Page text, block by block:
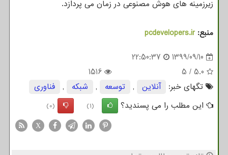
زیرزمینه های هوش مصنوعی در زمان می پردازد.
منبع:pcdevelopers.ir
1399/09/10
22:50:37
5.0
/
5
1516
تگهای خبر:
آنلاین , توسعه , شبكه ,
فناوری
این مطلب را می پسندید؟
(1)
(0)
X